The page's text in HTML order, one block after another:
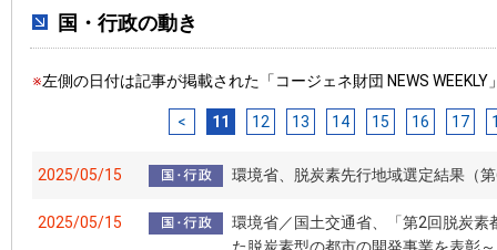
国・行政の動き
※左側の日付は記事が掲載された「コージェネ財団 NEWS
< 11 12 13 14 15 16 17
2025/05/15 環境省、脱炭素先行地域選定結果（
2025/05/15
環境省／国土交通省、「第2回脱炭